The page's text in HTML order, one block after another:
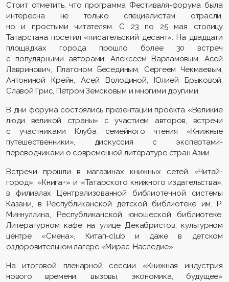
Стоит отметить, что программа Фестиваля-форума была
интересна не только специалистам отрасли,
но и простыми читателям. С 23 по 25 мая столицу
Татарстана посетил «писательский десант». На двадцати
площадках города прошло более 30 встреч
с популярными авторами: Алексеем Варламовым, Асей
Лавринович, Платоном Бесединым, Сергеем Чекмаевым,
Антониной Крейн, Асей Володиной, Юлией Брыковой,
Славой Грис, Петром Земсковым и многими другими.
В дни форума состоялись презентации проекта «Великие
люди великой страны» с участием авторов, встречи
с участниками Клуба семейного чтения «Книжные
путешественники», дискуссия с экспертами-
переводчиками о современной литературе стран Азии.
Встречи прошли в магазинах книжных сетей «Читай-
город», «Книга+» и «Татарского книжного издательства»,
в филиалах Централизованной библиотечной системы
Казани, в Республиканской детской библиотеке им. Р.
Миннуллина, Республиканской юношеской библиотеке,
Литературном кафе на улице Декабристов, культурном
центре «Смена», Китап-club и даже в детском
оздоровительном лагере «Мирас-Наследие».
На итоговой пленарной сессии «Книжная индустрия
нового времени: вызовы, экономика, будущее»